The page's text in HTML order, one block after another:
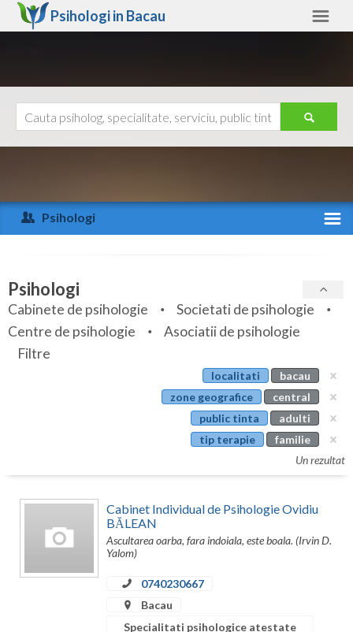
Psihologi in Bacau
Arad
Arges
Bihor
Bistrita-Nasaud
Botosani
Caras-Severin
Ajutor
Psihologi
Specialitati
Servicii
Articole
Psihologi
Cabinete de psihologie
Societati de psihologie
Centre de psihologie
Asociatii de psihologie
Filtre
localitati
bacau
zone geografice
central
public tinta
adulti
tip terapie
familie
Un rezultat
Cabinet Individual de Psihologie Ovidiu
BĂLEAN
Ascultarea oarba, fara indoiala, este boala. (Irvin D.
Yalom)
0740230667
Bacau
Specialitati psihologice atestate